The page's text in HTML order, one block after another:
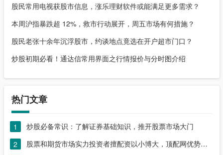
股民常用电视获股市信息，涨乐理财软件或能满足更多需求？
本周沪指暴跌超 12%，救市行动展开，周五市场有何措施？
股民老张十余年沉浮股市，约谈地点竟选在开户超市门口？
炒股初期必看！通达信常用界面之行情报价与分时图介绍
热门文章
1
炒股必备常识：了解证券基础知识，推开股票市场大门
2
股票和期货市场实力投资者擅配资以小博大，顶配网优势尽显